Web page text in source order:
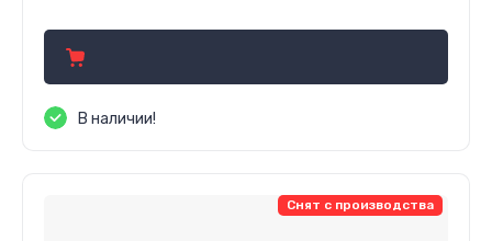
В наличии!
Снят с производства